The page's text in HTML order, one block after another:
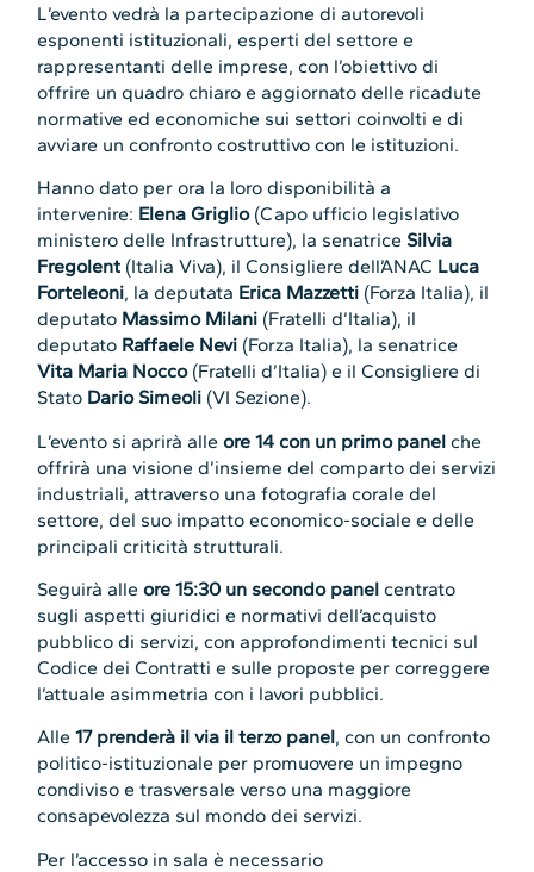
L’evento vedrà la partecipazione di autorevoli
esponenti istituzionali, esperti del settore e
rappresentanti delle imprese, con l’obiettivo di
offrire un quadro chiaro e aggiornato delle ricadute
normative ed economiche sui settori coinvolti e di
avviare un confronto costruttivo con le istituzioni.
Hanno dato per ora la loro disponibilità a
intervenire: Elena Griglio(Capo ufficio legislativo
ministero delle Infrastrutture), la senatrice Silvia
Fregolent (Italia Viva), il Consigliere dell’ANAC Luca
Forteleoni, la deputata Erica Mazzetti (Forza Italia), il
deputato Massimo Milani (Fratelli d’Italia), il
deputato Raffaele Nevi (Forza Italia), la senatrice
Vita Maria Nocco(Fratelli d’Italia) e il Consigliere di
Stato Dario Simeoli (VI Sezione).
L’evento si aprirà alleore 14 con un primo panel che
offrirà una visione d’insieme del comparto dei servizi
industriali, attraverso una fotografia corale del
settore, del suo impatto economico-sociale e delle
principali criticità strutturali.
Seguirà alleore 15:30 un secondo panel centrato
sugli aspetti giuridici e normativi dell’acquisto
pubblico di servizi, con approfondimenti tecnici sul
Codice dei Contratti e sulle proposte per correggere
l’attuale asimmetria con i lavori pubblici.
Alle 17 prenderà il via il terzo panel, con un confronto
politico-istituzionale per promuovere un impegno
condiviso e trasversale verso una maggiore
consapevolezza sul mondo dei servizi.
Per l’accesso in sala è necessario